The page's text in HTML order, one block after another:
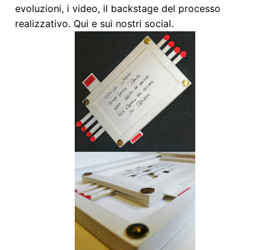
evoluzioni, i video, il backstage del processo
realizzativo. Qui e sui nostri social.